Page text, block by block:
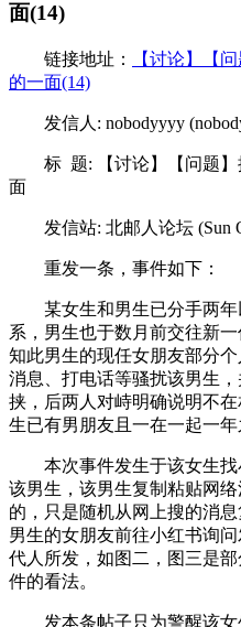
面(14)
链接地址：
【讨论】【
的一面(14)
发信人: nobodyyyy
标 题: 【讨论】【问题
面
发信站: 北邮人论坛 (Sun
重发一条，事件如下：
某女生和男生已分手两
系，男生也于数月前交往新
知此男生的现任女朋友部分
消息、打电话等骚扰该男生
挟，后两人对峙明确说明不
生已有男朋友且一在一起一年
本次事件发生于该女生
该男生，该男生复制粘贴网
的，只是随机从网上搜的消
男生的女朋友前往小红书询
代人所发，如图二，图三是
件的看法。
发本条帖子只为警醒该